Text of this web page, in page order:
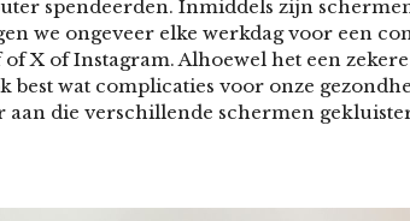
spendeerden. Inmiddels zijn
we ongeveer elke werkdag voor een
X of Instagram. Alhoewel het een
best wat complicaties voor onze
die verschillende schermen